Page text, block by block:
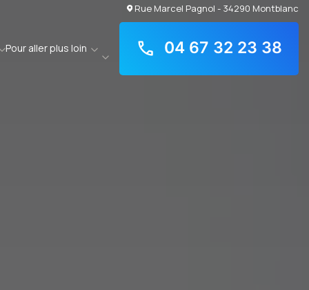
Rue Marcel Pagnol - 34290 Montblanc
Pour aller plus loin 04 67 32 23 38